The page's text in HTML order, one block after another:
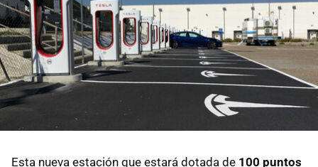
Esta nueva estación que estará dotada de 100 puntos